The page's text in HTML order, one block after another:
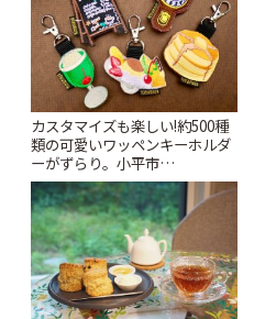
カスタマイズも楽しい!約500種
類の可愛いワッペンキーホルダ
ーがずらり。小平市
「Kimamaya T&K」 | ことりっ
ぷ